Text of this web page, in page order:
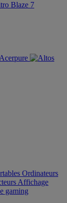
Blaze 7
Ordinateurs
Affichage
gaming